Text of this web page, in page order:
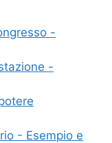
-
-
- Esempio e